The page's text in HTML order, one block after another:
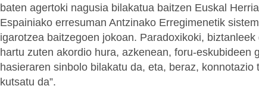
baten agertoki nagusia bilakatua baitzen Euskal
Espainiako erresuman Antzinako Erregimenetik
igarotzea baitzegoen jokoan. Paradoxikoki, biztanleek
hartu zuten akordio hura, azkenean, foru-eskubideen
hasieraren sinbolo bilakatu da, eta, beraz, konnotazio
kutsatu da”.